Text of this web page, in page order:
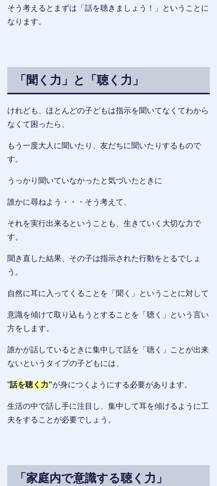
そう考えるとまずは「話を聴きましょう！」ということに
なります。
「聞く力」と「聴く力」
けれども、ほとんどの子どもは指示を聞いてなくてわから
なくて困ったら、
もう一度大人に聞いたり、友だちに聞いたりするもので
す。
うっかり聞いていなかったと気づいたときに
誰かに尋ねよう・・・そう考えて、
それを実行出来るということも、生きていく大切な力で
す。
聞き直した結果、その子は指示された行動をとるでしょ
う。
自然に耳に入ってくることを「聞く」ということに対して
意識を傾けて取り込もうとすることを「聴く」という言い
方をします。
誰かが話しているときに集中して話を「聴く」ことが出来
ないというタイプの子どもには、
”話を聴く力”が身につくようにする必要があります。
生活の中で話し手に注目し、集中して耳を傾けるように工
夫をすることが必要でしょう。
「家庭内で意識する聴く力」